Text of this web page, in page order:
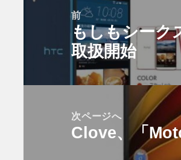
ー
前
前
の
投
稿:
もしもシーク
取扱開始
次ページへ
次
Clove、「